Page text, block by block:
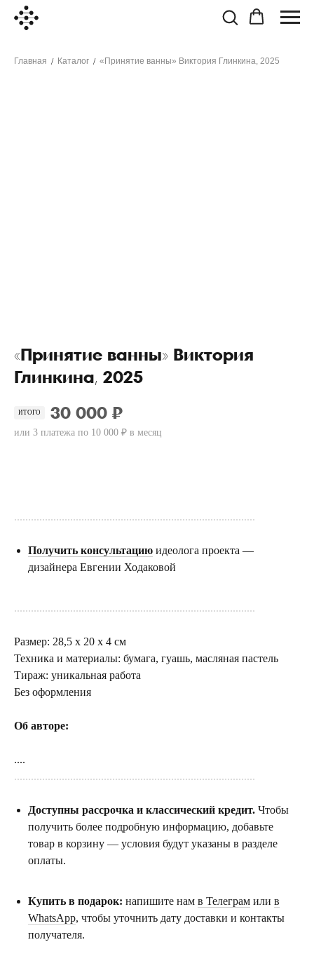
Главная / Каталог / «Принятие ванны» Виктория Глинкина, 2025
«Принятие ванны» Виктория
Глинкина, 2025
ИТОГО 30 000 ₽
или 3 платежа по 10 000 ₽ в месяц
......................................................................................
Получить консультацию идеолога проекта —
дизайнера Евгении Ходаковой
......................................................................................
Размер: 28,5 х 20 х 4 см
Техника и материалы: бумага, гуашь, масляная пастель
Тираж: уникальная работа
Без оформления
Об авторе:
....
......................................................................................
Доступны рассрочка и классический кредит. Чтобы
получить более подробную информацию, добавьте
товар в корзину — условия будут указаны в разделе
оплаты.
Купить в подарок: напишите нам в Телеграм или в
WhatsApp, чтобы уточнить дату доставки и контакты
получателя.